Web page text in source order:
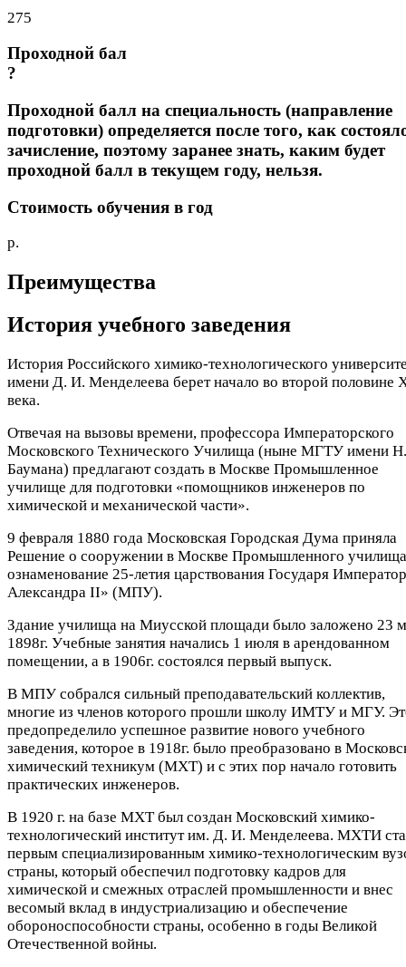
275
Проходной бал
?
Проходной балл на специальность (направление
подготовки) определяется после того, как
зачисление, поэтому заранее знать, каким будет
проходной балл в текущем году, нельзя.
Стоимость обучения в год
р.
Преимущества
История учебного заведения
История Российского химико-технологического
имени Д. И. Менделеева берет начало во второй половине
века.
Отвечая на вызовы времени, профессора Императорского
Московского Технического Училища (ныне МГТУ имени
Баумана) предлагают создать в Москве Промышленное
училище для подготовки «помощников инженеров по
химической и механической части».
9 февраля 1880 года Московская Городская Дума приняла
Решение о сооружении в Москве Промышленного
ознаменование 25-летия царствования Государя
Александра II» (МПУ).
Здание училища на Миусской площади было заложено 23
1898г. Учебные занятия начались 1 июля в арендованном
помещении, а в 1906г. состоялся первый выпуск.
В МПУ собрался сильный преподавательский коллектив,
многие из членов которого прошли школу ИМТУ и МГУ.
предопределило успешное развитие нового учебного
заведения, которое в 1918г. было преобразовано в
химический техникум (МХТ) и с этих пор начало готовить
практических инженеров.
В 1920 г. на базе МХТ был создан Московский химико-
технологический институт им. Д. И. Менделеева. МХТИ
первым специализированным химико-технологическим
страны, который обеспечил подготовку кадров для
химической и смежных отраслей промышленности и внес
весомый вклад в индустриализацию и обеспечение
обороноспособности страны, особенно в годы Великой
Отечественной войны.